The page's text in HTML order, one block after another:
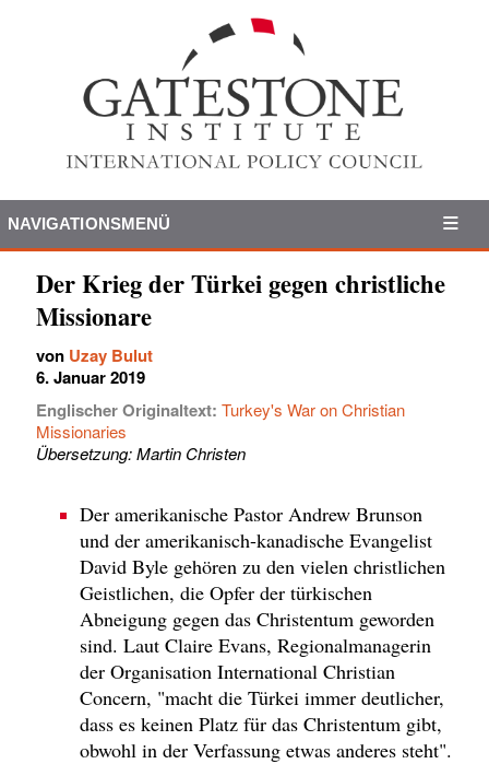
NAVIGATIONSMENÜ
Der Krieg der Türkei gegen christliche
Missionare
von Uzay Bulut
6. Januar 2019
Englischer Originaltext: Turkey's War on Christian
Missionaries
Übersetzung: Martin Christen
Der amerikanische Pastor Andrew Brunson
und der amerikanisch-kanadische Evangelist
David Byle gehören zu den vielen christlichen
Geistlichen, die Opfer der türkischen
Abneigung gegen das Christentum geworden
sind. Laut Claire Evans, Regionalmanagerin
der Organisation International Christian
Concern, "macht die Türkei immer deutlicher,
dass es keinen Platz für das Christentum gibt,
obwohl in der Verfassung etwas anderes steht".